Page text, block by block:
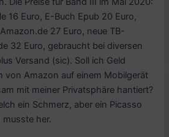
16 Euro, E-Buch Epub 20 Euro,
27 Euro, neue TB-
32 Euro, gebraucht bei diversen
Versand (sic). Soll ich Geld
von Amazon auf einem Mobilgerät
mit meiner Privatsphäre hantiert?
ein Schmerz, aber ein Picasso
her.